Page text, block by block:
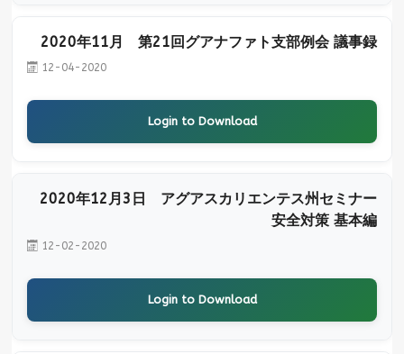
2020年11月 第21回グアナファト支部例会 議事録
12-04-2020
Login to Download
2020年12月3日 アグアスカリエンテス州セミナー
安全対策 基本編
12-02-2020
Login to Download